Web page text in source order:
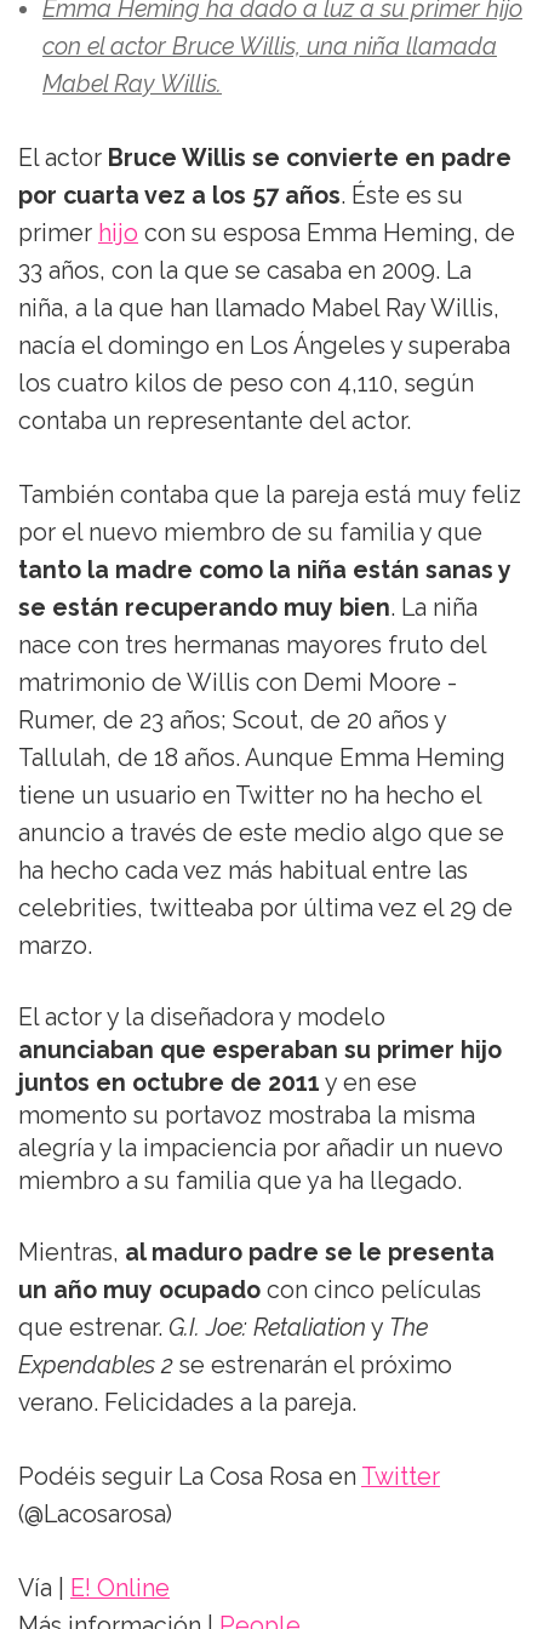
Emma Heming ha dado a luz a su primer hijo
con el actor Bruce Willis, una niña llamada
Mabel Ray Willis.
El actor Bruce Willis se convierte en padre
por cuarta vez a los 57 años. Éste es su
primer hijo con su esposa Emma Heming, de
33 años, con la que se casaba en 2009. La
niña, a la que han llamado Mabel Ray Willis,
nacía el domingo en Los Ángeles y superaba
los cuatro kilos de peso con 4,110, según
contaba un representante del actor.
También contaba que la pareja está muy feliz
por el nuevo miembro de su familia y que
tanto la madre como la niña están sanas y
se están recuperando muy bien. La niña
nace con tres hermanas mayores fruto del
matrimonio de Willis con Demi Moore -
Rumer, de 23 años; Scout, de 20 años y
Tallulah, de 18 años. Aunque Emma Heming
tiene un usuario en Twitter no ha hecho el
anuncio a través de este medio algo que se
ha hecho cada vez más habitual entre las
celebrities, twitteaba por última vez el 29 de
marzo.
El actor y la diseñadora y modelo
anunciaban que esperaban su primer hijo
juntos en octubre de 2011 y en ese
momento su portavoz mostraba la misma
alegría y la impaciencia por añadir un nuevo
miembro a su familia que ya ha llegado.
Mientras, al maduro padre se le presenta
un año muy ocupado con cinco películas
que estrenar. G.I. Joe: Retaliation y The
Expendables 2 se estrenarán el próximo
verano. Felicidades a la pareja.
Podéis seguir La Cosa Rosa en Twitter
(@Lacosarosa)
Vía | E! Online